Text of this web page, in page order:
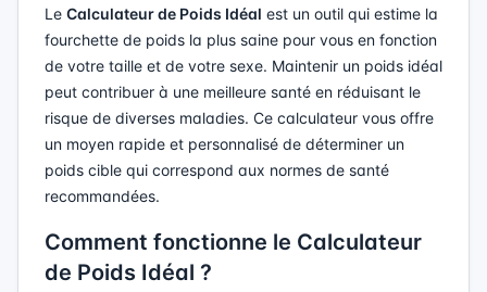
Le Calculateur de Poids Idéal est un outil qui estime la
fourchette de poids la plus saine pour vous en fonction
de votre taille et de votre sexe. Maintenir un poids idéal
peut contribuer à une meilleure santé en réduisant le
risque de diverses maladies. Ce calculateur vous offre
un moyen rapide et personnalisé de déterminer un
poids cible qui correspond aux normes de santé
recommandées.
Comment fonctionne le Calculateur
de Poids Idéal ?